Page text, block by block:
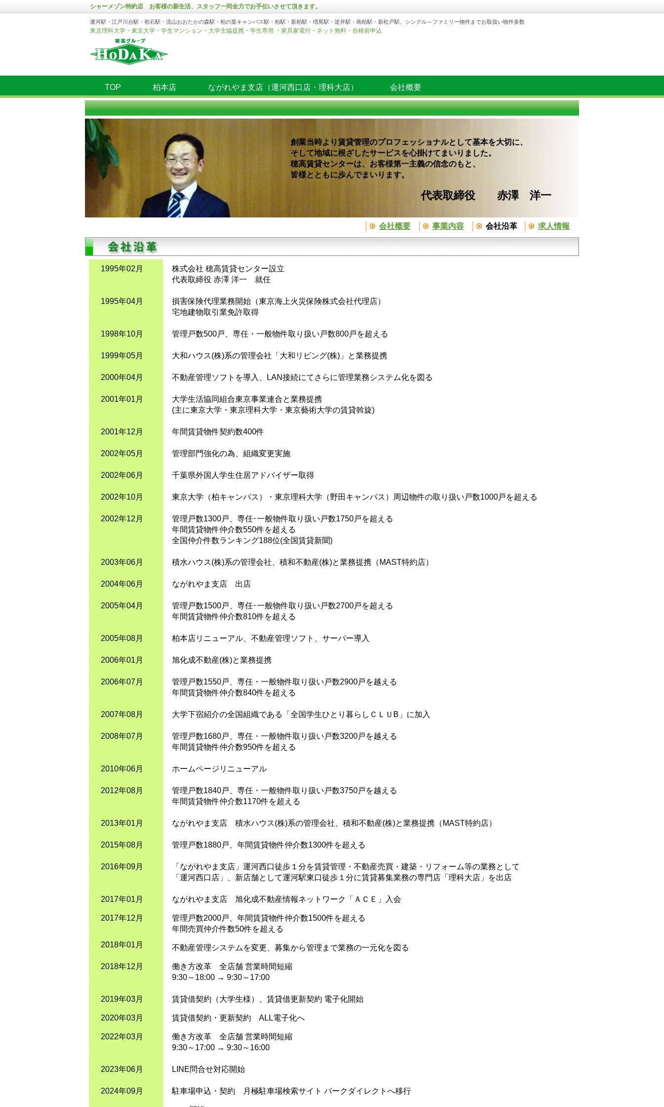
シャーメゾン特約店 お客様の新生活、スタッフ一同全力でお手伝いさせて頂きます。
運河駅・江戸川台駅・初石駅・流山おおたかの森駅・柏の葉キャンパス駅・柏駅・新柏駅・増尾駅・逆井駅・南柏駅・新松戸駅、シングル～ファミリー物件までお取扱い物件多数
東京理科大学・東京大学・学生マンション・大学生協提携・学生専用 ・家具家電付・ネット無料・合格前申込
TOP 柏本店 ながれやま支店（運河西口店・理科大店） 会社概要
創業当時より賃貸管理のプロフェッショナルとして基本を大切に、
そして地域に根ざしたサービスを心掛けてまいりました。
穂高賃貸センターは、お客様第一主義の信念のもと、
皆様とともに歩んでまいります。
代表取締役 赤澤 洋一
会社概要 事業内容 会社沿革 求人情報
1995年02月
1995年04月
1998年10月
1999年05月
2000年04月
2001年01月
2001年12月
2002年05月
2002年06月
2002年10月
2002年12月
2003年06月
2004年06月
2005年04月
2005年08月
2006年01月
2006年07月
2007年08月
2008年07月
2010年06月
2012年08月
2013年01月
2015年08月
2016年09月
2017年01月
2017年12月
2018年01月
2018年12月
2019年03月
2020年03月
2022年03月
2023年06月
2024年09月
株式会社 穂高賃貸センター設立
代表取締役 赤澤 洋一 就任
損害保険代理業務開始（東京海上火災保険株式会社代理店）
宅地建物取引業免許取得
管理戸数500戸、専任・一般物件取り扱い戸数800戸を超える
大和ハウス(株)系の管理会社「大和リビング(株)」と業務提携
不動産管理ソフトを導入、LAN接続にてさらに管理業務システム化を図る
大学生活協同組合東京事業連合と業務提携
(主に東京大学・東京理科大学・東京藝術大学の賃貸斡旋)
年間賃貸物件契約数400件
管理部門強化の為、組織変更実施
千葉県外国人学生住居アドバイザー取得
東京大学（柏キャンパス）・東京理科大学（野田キャンパス）周辺物件の取り扱い戸数1000戸を超える
管理戸数1300戸、専任･一般物件取り扱い戸数1750戸を超える
年間賃貸物件仲介数550件を超える
全国仲介件数ランキング188位(全国賃貸新聞)
積水ハウス(株)系の管理会社、積和不動産(株)と業務提携（MAST特約店）
ながれやま支店 出店
管理戸数1500戸、専任･一般物件取り扱い戸数2700戸を超える
年間賃貸物件仲介数810件を超える
柏本店リニューアル、不動産管理ソフト、サーバー導入
旭化成不動産(株)と業務提携
管理戸数1550戸、専任・一般物件取り扱い戸数2900戸を越える
年間賃貸物件仲介数840件を超える
大学下宿紹介の全国組織である「全国学生ひとり暮らしＣＬＵB」に加入
管理戸数1680戸、専任・一般物件取り扱い戸数3200戸を越える
年間賃貸物件仲介数950件を超える
ホームページリニューアル
管理戸数1840戸、専任・一般物件取り扱い戸数3750戸を越える
年間賃貸物件仲介数1170件を超える
ながれやま支店 積水ハウス(株)系の管理会社、積和不動産(株)と業務提携（MAST特約店）
管理戸数1880戸、年間賃貸物件仲介数1300件を超える
「ながれやま支店」運河西口徒歩１分を賃貸管理・不動産売買・建築・リフォーム等の業務として
「運河西口店」、新店舗として運河駅東口徒歩１分に賃貸募集業務の専門店「理科大店」を出店
ながれやま支店 旭化成不動産情報ネットワーク「ＡＣＥ」入会
管理戸数2000戸、年間賃貸物件仲介数1500件を超える
年間売買仲介件数50件を超える
不動産管理システムを変更、募集から管理まで業務の一元化を図る
働き方改革 全店舗 営業時間短縮
9:30～18:00 → 9:30～17:00
賃貸借契約（大学生様）、賃貸借更新契約 電子化開始
賃貸借契約・更新契約 ALL電子化へ
働き方改革 全店舗 営業時間短縮
9:30～17:00 → 9:30～16:00
LINE問合せ対応開始
駐車場申込・契約 月極駐車場検索サイト パークダイレクトへ移行